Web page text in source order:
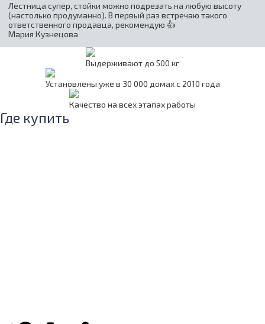
Лестница супер, стойки можно подрезать на любую высоту
(настолько продуманно). В первый раз встречаю такого
ответственного продавца, рекомендую 👍
Мария Кузнецова
Выдерживают до 500 кг
Установлены уже в 30 000 домах с 2010 года
Качество на всех этапах работы
Где купить